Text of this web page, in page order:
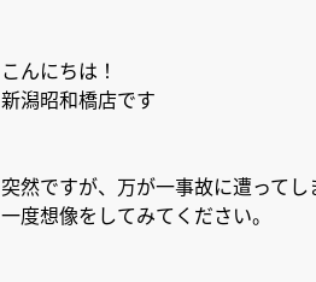
こんにちは！
新潟昭和橋店です
突然ですが、万が一事故に遭って
一度想像をしてみてください。